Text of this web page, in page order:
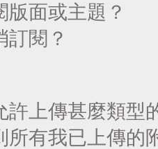
面或主題？
訂閱？
許上傳甚麼類型
所有我已上傳的